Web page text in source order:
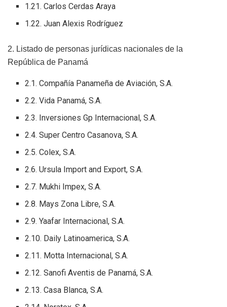
1.21. Carlos Cerdas Araya
1.22. Juan Alexis Rodríguez
2. Listado de personas jurídicas nacionales de la
República de Panamá
2.1. Compañía Panameña de Aviación, S.A.
2.2. Vida Panamá, S.A.
2.3. Inversiones Gp Internacional, S.A.
2.4. Super Centro Casanova, S.A.
2.5. Colex, S.A.
2.6. Ursula Import and Export, S.A.
2.7. Mukhi Impex, S.A.
2.8. Mays Zona Libre, S.A.
2.9. Yaafar Internacional, S.A.
2.10. Daily Latinoamerica, S.A.
2.11. Motta Internacional, S.A.
2.12. Sanofi Aventis de Panamá, S.A.
2.13. Casa Blanca, S.A.